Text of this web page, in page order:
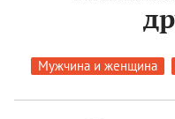
Мужчина и женщина